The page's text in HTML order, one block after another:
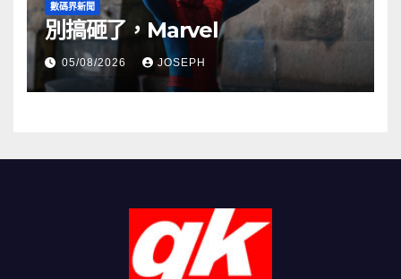
數碼界新聞
別搞砸了，Marvel
05/08/2026 JOSEPH